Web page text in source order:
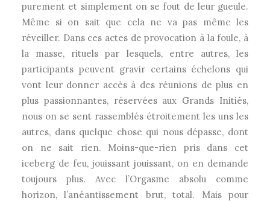
purement et simplement on se fout de leur gueule.
Même si on sait que cela ne va pas même les
réveiller. Dans ces actes de provocation à la foule, à
la masse, rituels par lesquels, entre autres, les
participants peuvent gravir certains échelons qui
vont leur donner accès à des réunions de plus en
plus passionnantes, réservées aux Grands Initiés,
nous on se sent rassemblés étroitement les uns les
autres, dans quelque chose qui nous dépasse, dont
on ne sait rien. Moins-que-rien pris dans cet
iceberg de feu, jouissant jouissant, on en demande
toujours plus. Avec l’Orgasme absolu comme
horizon, l’anéantissement brut, total. Mais pour